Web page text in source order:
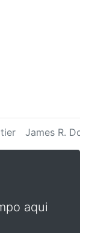
James R.
aqui